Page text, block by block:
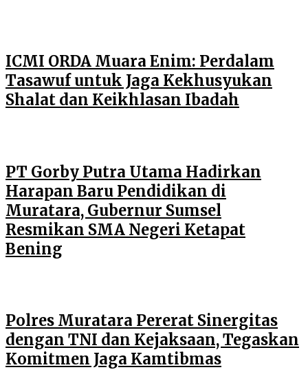
ICMI ORDA Muara Enim: Perdalam
Tasawuf untuk Jaga Kekhusyukan
Shalat dan Keikhlasan Ibadah
PT Gorby Putra Utama Hadirkan
Harapan Baru Pendidikan di
Muratara, Gubernur Sumsel
Resmikan SMA Negeri Ketapat
Bening
Polres Muratara Pererat Sinergitas
dengan TNI dan Kejaksaan, Tegaskan
Komitmen Jaga Kamtibmas